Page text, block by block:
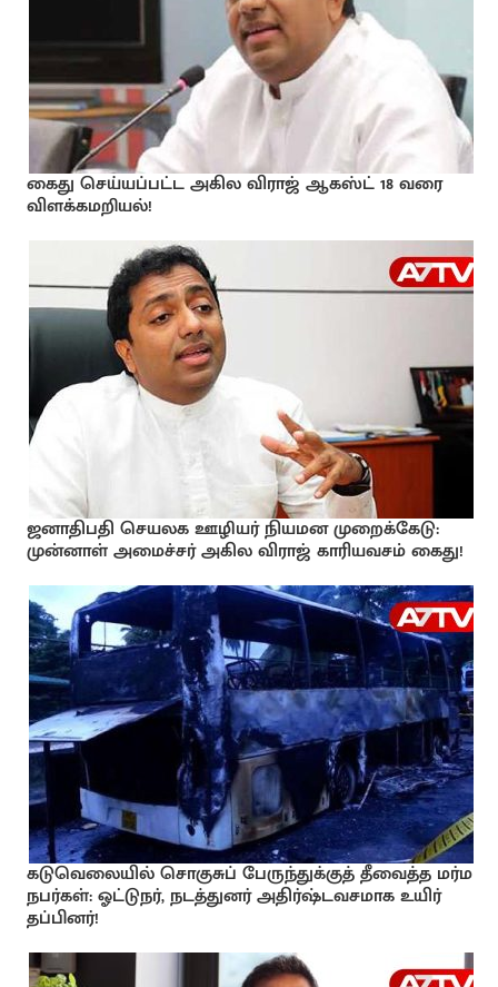
கைது செய்யப்பட்ட அகில விராஜ் ஆகஸ்ட் 18 வரை
விளக்கமறியல்!
ஜனாதிபதி செயலக ஊழியர் நியமன முறைக்கேடு:
முன்னாள் அமைச்சர் அகில விராஜ் காரியவசம் கைது!
கடுவெலையில் சொகுசுப் பேருந்துக்குத் தீவைத்த மர்ம
நபர்கள்: ஓட்டுநர், நடத்துனர் அதிர்ஷ்டவசமாக உயிர்
தப்பினர்!